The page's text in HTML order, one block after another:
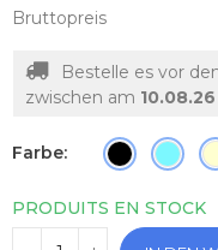
Bruttopreis
Bestelle es vor
zwischen am 10.08.26
Farbe
PRODUITS EN STOCK